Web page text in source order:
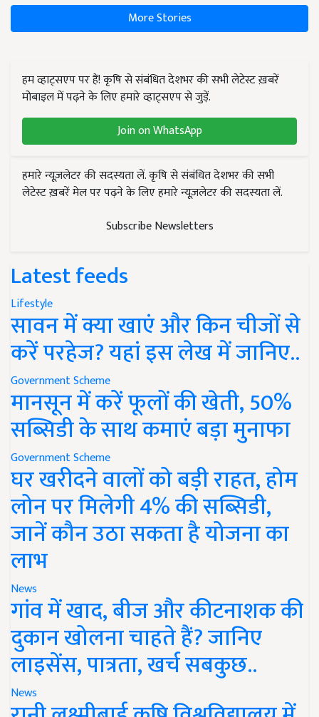
More Stories
हम व्हाट्सएप पर हैं! कृषि से संबंधित देशभर की सभी लेटेस्ट ख़बरें
मोबाइल में पढ़ने के लिए हमारे व्हाट्सएप से जुड़ें.
Join on WhatsApp
हमारे न्यूज़लेटर की सदस्यता लें. कृषि से संबंधित देशभर की सभी
लेटेस्ट ख़बरें मेल पर पढ़ने के लिए हमारे न्यूज़लेटर की सदस्यता लें.
Subscribe Newsletters
Latest feeds
Lifestyle
सावन में क्या खाएं और किन चीजों से
करें परहेज? यहां इस लेख में जानिए..
Government Scheme
मानसून में करें फूलों की खेती, 50%
सब्सिडी के साथ कमाएं बड़ा मुनाफा
Government Scheme
घर खरीदने वालों को बड़ी राहत, होम
लोन पर मिलेगी 4% की सब्सिडी,
जानें कौन उठा सकता है योजना का
लाभ
News
गांव में खाद, बीज और कीटनाशक की
दुकान खोलना चाहते हैं? जानिए
लाइसेंस, पात्रता, खर्च सबकुछ..
News